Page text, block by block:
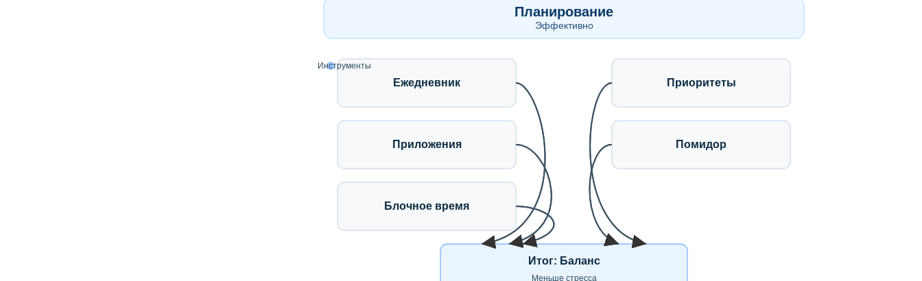
Планирование
Эффективно
Ежедневник
Приложения
Блочное время
Приоритеты
Помидор
Итог: Баланс
Меньше стресса
Инструменты